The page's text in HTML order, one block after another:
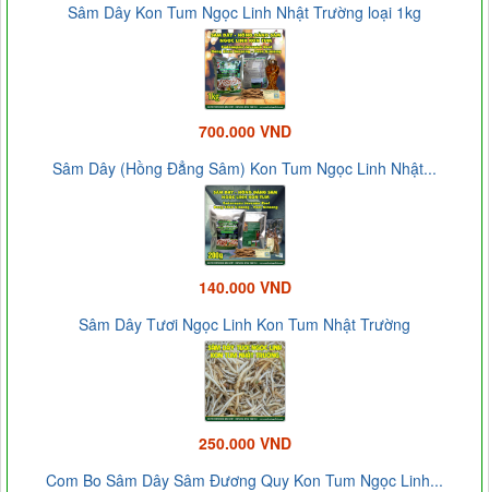
Sâm Dây Kon Tum Ngọc Linh Nhật Trường loại 1kg
700.000 VND
Sâm Dây (Hồng Đẳng Sâm) Kon Tum Ngọc Linh Nhật...
140.000 VND
Sâm Dây Tươi Ngọc Linh Kon Tum Nhật Trường
250.000 VND
Com Bo Sâm Dây Sâm Đương Quy Kon Tum Ngọc Linh...